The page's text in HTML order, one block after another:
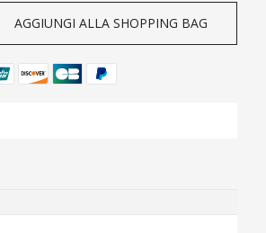
AGGIUNGI ALLA SHOPPING BAG